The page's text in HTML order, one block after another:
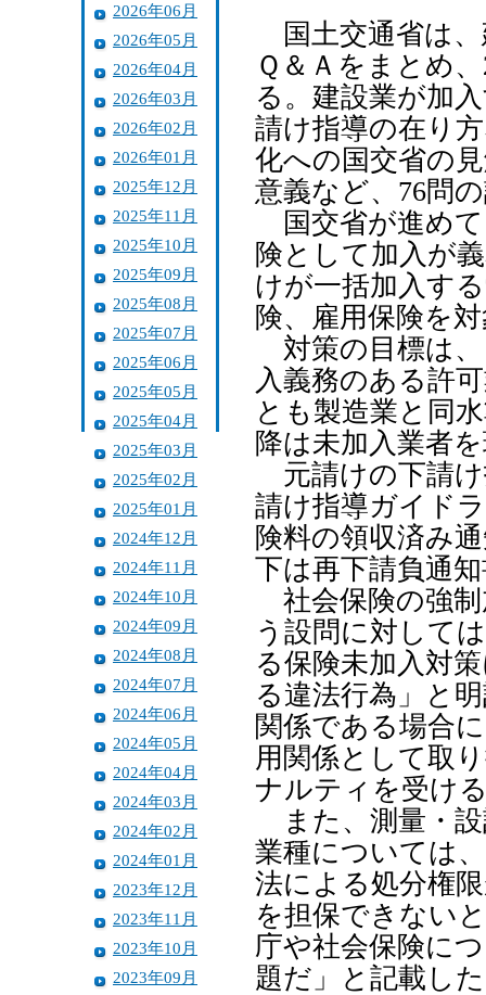
2026年06月
2026年05月
2026年04月
2026年03月
2026年02月
2026年01月
2025年12月
2025年11月
2025年10月
2025年09月
2025年08月
2025年07月
2025年06月
2025年05月
2025年04月
2025年03月
2025年02月
2025年01月
2024年12月
2024年11月
2024年10月
2024年09月
2024年08月
2024年07月
2024年06月
2024年05月
2024年04月
2024年03月
2024年02月
2024年01月
2023年12月
2023年11月
2023年10月
2023年09月
国土交通省は、
Ｑ＆Ａをまとめ
る。建設業が加
請け指導の在り
化への国交省の
意義など、76問
国交省が進めて
険として加入が
けが一括加入す
険、雇用保険を
対策の目標は、
入義務のある許
とも製造業と同
降は未加入業者
元請けの下請け
請け指導ガイド
険料の領収済み
下は再下請負通
社会保険の強制
う設問に対して
る保険未加入対
る違法行為」と
関係である場合
用関係として取
ナルティを受け
また、測量・設
業種については
法による処分権
を担保できない
庁や社会保険に
題だ」と記載し